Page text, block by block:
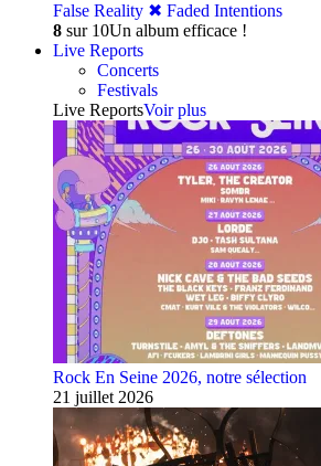
False Reality ✖︎ Faded Intentions
8 sur 10Un album efficace !
Live Reports
Concerts
Festivals
Live ReportsVoir plus
Rock En Seine 2026, notre sélection
21 juillet 2026